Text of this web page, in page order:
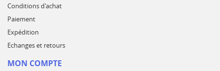
Conditions d'achat
Paiement
Expédition
Echanges et retours
MON COMPTE